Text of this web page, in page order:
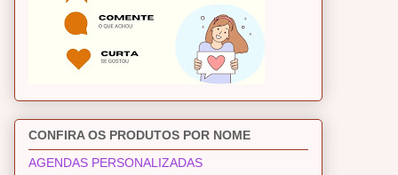
CONFIRA OS PRODUTOS POR NOME
AGENDAS PERSONALIZADAS